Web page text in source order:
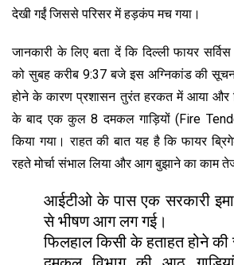
देखी गईं जिससे परिसर में हड़कंप मच गया।
जानकारी के लिए बता दें कि दिल्ली फायर
को सुबह करीब 9:37 बजे इस अग्निकांड की
होने के कारण प्रशासन तुरंत हरकत में आया और
के बाद एक कुल 8 दमकल गाड़ियों (Fire
किया गया। राहत की बात यह है कि फायर
रहते मोर्चा संभाल लिया और आग बुझाने का काम
आईटीओ के पास एक सरकारी
से भीषण आग लग गई।
फिलहाल किसी के हताहत होने की